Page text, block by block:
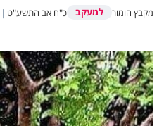
מקבץ הומור למעקב כ"ח אב התשע"ט |